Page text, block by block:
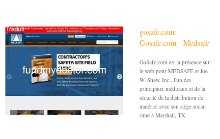
gosafe.com:
Gosafe.com - Medsafe
GoSafe.com est la présence sur
le web pour MEDSAFE et Joe
W. Shaw, Inc., l'un des
principaux médicaux et de la
sécurité de la distribution de
matériel avec son siège social
situé à Marshall, TX.